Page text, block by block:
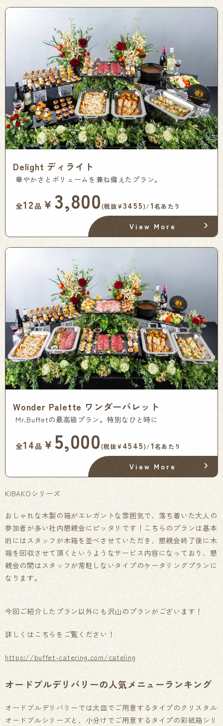
Delight ディライト
華やかさとボリュームを兼ね備えたプラン。
全12 品 ￥ 3,800(税抜¥3455)/1名あたり
View More
Wonder Palette ワンダーパレット
Mr.Buffetの最高級プラン。特別なひと時に
全14 品 ￥5,000(税抜¥4545)/1名あたり
View More
KIBAKOシリーズ
おしゃれな木製の箱がエレガントな雰囲気で、落ち着いた大人の
参加者が多い社内懇親会にピッタリです！こちらのプランは基本
的にはスタッフが木箱を並べさせていただき、懇親会終了後に木
箱を回収させて頂くというようなサービス内容になっており、懇
親会の間はスタッフが常駐しないタイプのケータリングプランに
なります。
今回ご紹介したプラン以外にも沢山のプランがございます！
詳しくはこちらをご覧ください！
https://buffet-catering.com/cateling
オードブルデリバリーの人気メニューランキング
オードブルデリバリーでは大皿でご用意するタイプのクリスタル
オードブルシリーズと、小分けでご用意するタイプの彩紙箱シリ